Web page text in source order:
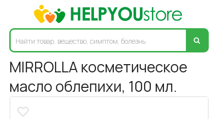
MIRROLLA косметическое
масло облепихи, 100 мл.